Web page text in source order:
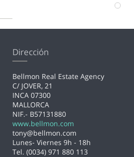
Dirección
Bellmon Real Estate Agency
C/ JOVER, 21
INCA 07300
MALLORCA
NIF.- B57131880
www.bellmon.com
tony@bellmon.com
Lunes- Viernes 9h - 18h
Tel. (0034) 971 880 113